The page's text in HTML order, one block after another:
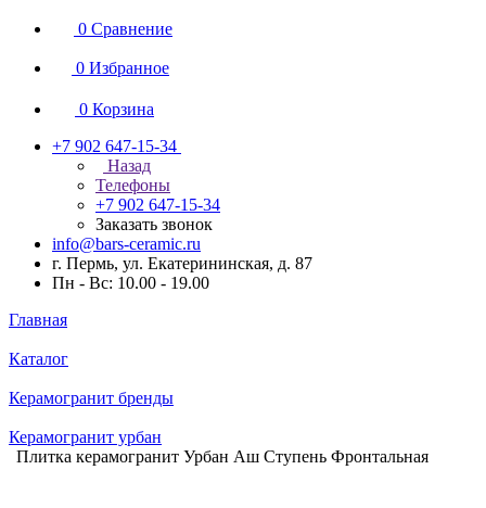
0 Сравнение
0 Избранное
0 Корзина
+7 902 647-15-34
Назад
Телефоны
+7 902 647-15-34
Заказать звонок
info@bars-ceramic.ru
г. Пермь, ул. Екатерининская, д. 87
Пн - Вс: 10.00 - 19.00
Главная
Каталог
Керамогранит бренды
Керамогранит урбан
Плитка керамогранит Урбан Аш Ступень Фронтальная